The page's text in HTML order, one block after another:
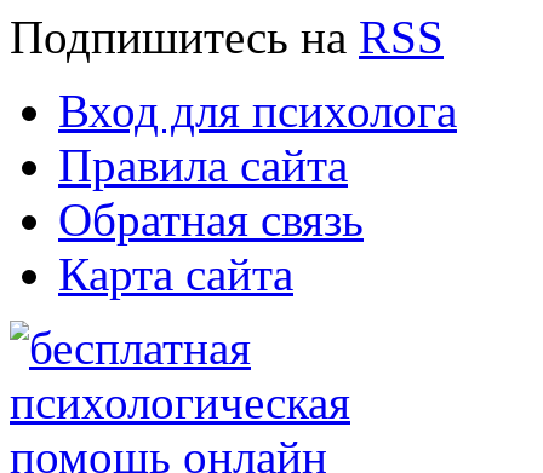
Подпишитесь на RSS
Вход для психолога
Правила сайта
Обратная связь
Карта сайта